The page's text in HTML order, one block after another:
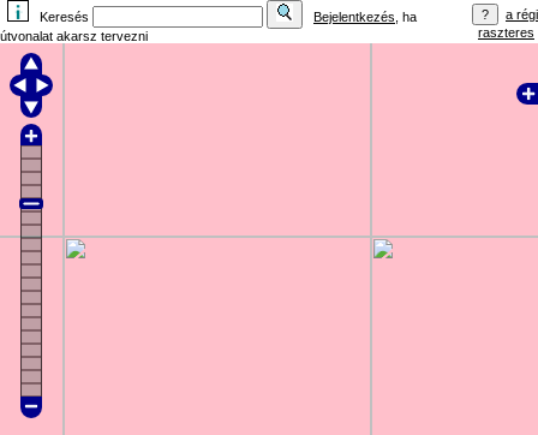
Keresés Bejelentkezés , ha
útvonalat akarsz tervezni
a régi
raszteres